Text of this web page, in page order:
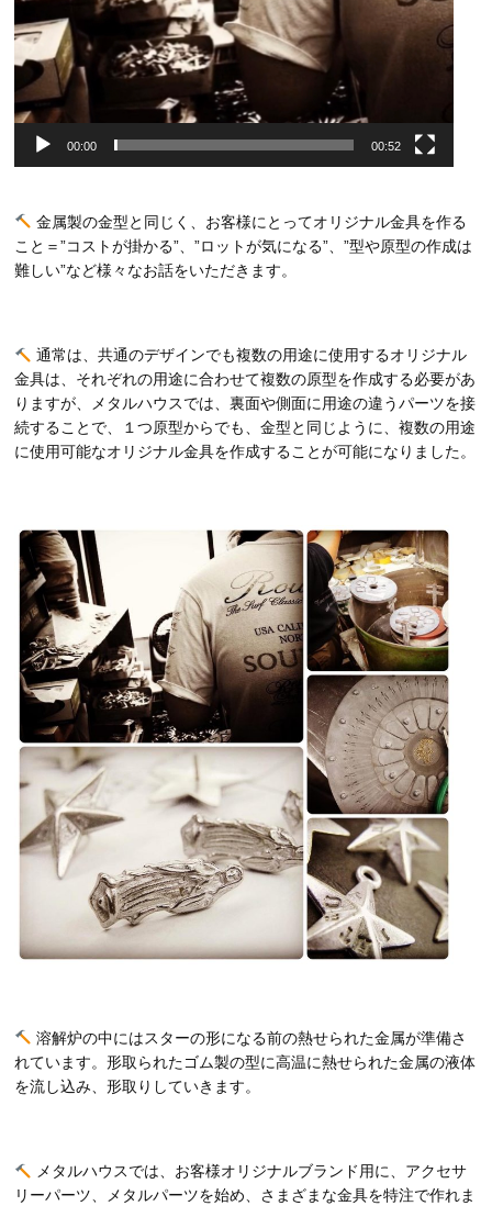
00:00 00:52
金属製の金型と同じく、お客様にとってオリジナル金具を作る
こと＝”コストが掛かる”、”ロットが気になる”、”型や原型の作成は
難しい”など様々なお話をいただきます。
通常は、共通のデザインでも複数の用途に使用するオリジナル
金具は、それぞれの用途に合わせて複数の原型を作成する必要があ
りますが、メタルハウスでは、裏面や側面に用途の違うパーツを接
続することで、１つ原型からでも、金型と同じように、複数の用途
に使用可能なオリジナル金具を作成することが可能になりました。
溶解炉の中にはスターの形になる前の熱せられた金属が準備さ
れています。形取られたゴム製の型に高温に熱せられた金属の液体
を流し込み、形取りしていきます。
メタルハウスでは、お客様オリジナルブランド用に、アクセサ
リーパーツ、メタルパーツを始め、さまざまな金具を特注で作れま